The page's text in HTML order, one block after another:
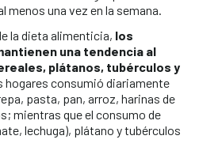
menos una vez en la semana.
la dieta alimenticia, los
una tendencia al
plátanos, tubérculos y
hogares consumió diariamente
pasta, pan, arroz, harinas de
mientras que el consumo de
lechuga), plátano y tubérculos